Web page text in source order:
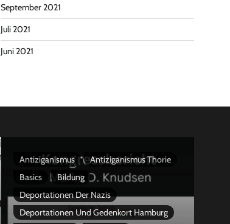
September 2021
Juli 2021
Juni 2021
Antiziganismus
Antiziganismus Thorie
Basics
Bildung
Deportationen Der Nazis
Deportationen Und Gedenkort Hamburg